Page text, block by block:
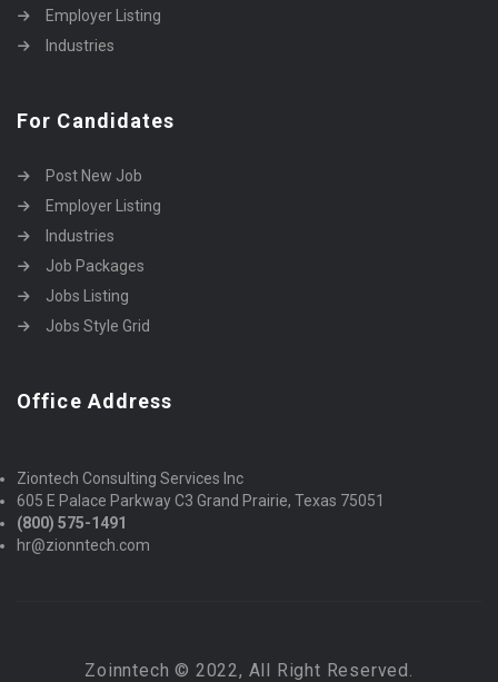
Employer Listing
Industries
For Candidates
Post New Job
Employer Listing
Industries
Job Packages
Jobs Listing
Jobs Style Grid
Office Address
Ziontech Consulting Services Inc
605 E Palace Parkway C3 Grand Prairie, Texas 75051
(800) 575-1491
hr@zionntech.com
Zoinntech © 2022, All Right Reserved.